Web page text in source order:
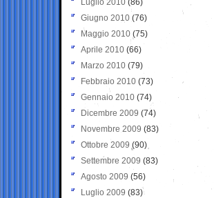
Luglio 2010 (86)
Giugno 2010 (76)
Maggio 2010 (75)
Aprile 2010 (66)
Marzo 2010 (79)
Febbraio 2010 (73)
Gennaio 2010 (74)
Dicembre 2009 (74)
Novembre 2009 (83)
Ottobre 2009 (90)
Settembre 2009 (83)
Agosto 2009 (56)
Luglio 2009 (83)